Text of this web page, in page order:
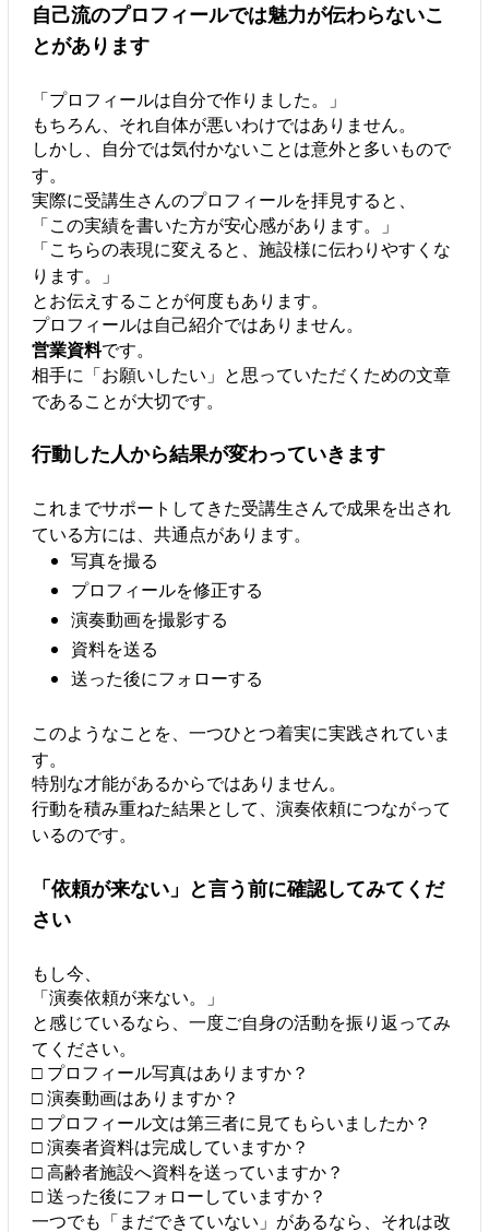
自己流のプロフィールでは魅力が伝わらないこ
とがあります
「プロフィールは自分で作りました。」
もちろん、それ自体が悪いわけではありません。
しかし、自分では気付かないことは意外と多いもので
す。
実際に受講生さんのプロフィールを拝見すると、
「この実績を書いた方が安心感があります。」
「こちらの表現に変えると、施設様に伝わりやすくな
ります。」
とお伝えすることが何度もあります。
プロフィールは自己紹介ではありません。
営業資料です。
相手に「お願いしたい」と思っていただくための文章
であることが大切です。
行動した人から結果が変わっていきます
これまでサポートしてきた受講生さんで成果を出され
ている方には、共通点があります。
写真を撮る
プロフィールを修正する
演奏動画を撮影する
資料を送る
送った後にフォローする
このようなことを、一つひとつ着実に実践されていま
す。
特別な才能があるからではありません。
行動を積み重ねた結果として、演奏依頼につながって
いるのです。
「依頼が来ない」と言う前に確認してみてくだ
さい
もし今、
「演奏依頼が来ない。」
と感じているなら、一度ご自身の活動を振り返ってみ
てください。
□ プロフィール写真はありますか？
□ 演奏動画はありますか？
□ プロフィール文は第三者に見てもらいましたか？
□ 演奏者資料は完成していますか？
□ 高齢者施設へ資料を送っていますか？
□ 送った後にフォローしていますか？
一つでも「まだできていない」があるなら、それは改